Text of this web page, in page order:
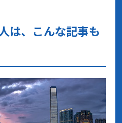
は、こんな記事も